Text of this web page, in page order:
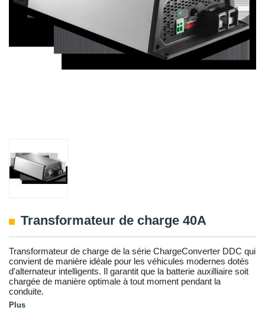
Transformateur de charge 40A
Transformateur de charge de la série ChargeConverter DDC qui
convient de manière idéale pour les véhicules modernes dotés
d'alternateur intelligents. Il garantit que la batterie auxilliaire soit
chargée de manière optimale à tout moment pendant la
conduite.
Plus